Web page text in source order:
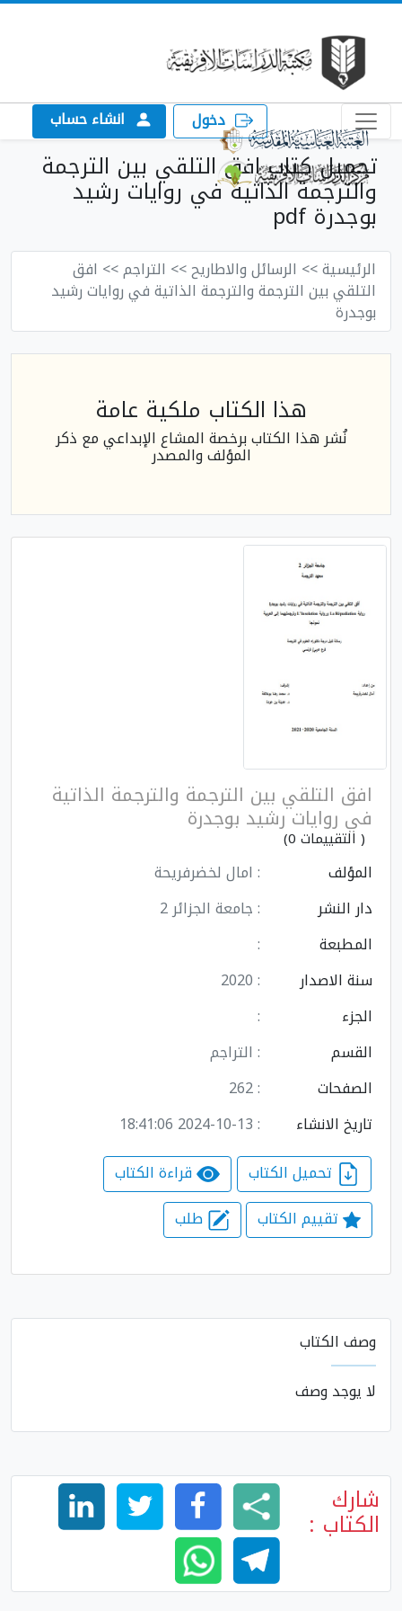
دخول انشاء حساب
تحميل كتاب افق التلقي بين الترجمة
والترجمة الذاتية في روايات رشيد
بوجدرة pdf
الرئيسية>> الرسائل والاطاريح>> التراجم>> افق
التلقي بين الترجمة والترجمة الذاتية في روايات رشيد
بوجدرة
هذا الكتاب ملكية عامة
نُشر هذا الكتاب برخصة المشاع الإبداعي مع ذكر
المؤلف والمصدر
افق التلقي بين الترجمة والترجمة الذاتية
في روايات رشيد بوجدرة
( التقييمات 0)
المؤلف
: امال لخضرفريحة
دار النشر
: جامعة الجزائر 2
المطبعة
:
سنة الاصدار
: 2020
الجزء
:
القسم
: التراجم
الصفحات
: 262
تاريخ الانشاء
: 2024-10-13 18:41:06
قراءة الكتاب
تقييم الكتاب
طلب
وصف الكتاب
لا يوجد وصف
شارك
الكتاب :